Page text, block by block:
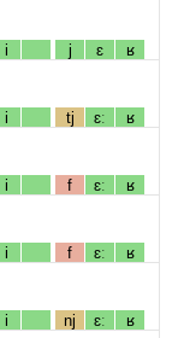
i j ɛ ʁ
i tj ɛː ʁ
i f ɛː ʁ
i f ɛː ʁ
i nj ɛː ʁ